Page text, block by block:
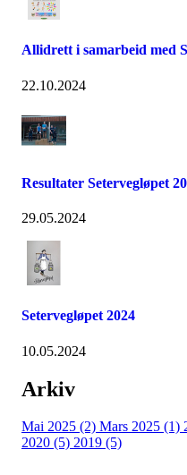
Allidrett i samarbeid med
22.10.2024
Resultater Setervegløpet
29.05.2024
Setervegløpet 2024
10.05.2024
Arkiv
Mai 2025 (2) Mars 2025 (1)
2020 (5) 2019 (5)